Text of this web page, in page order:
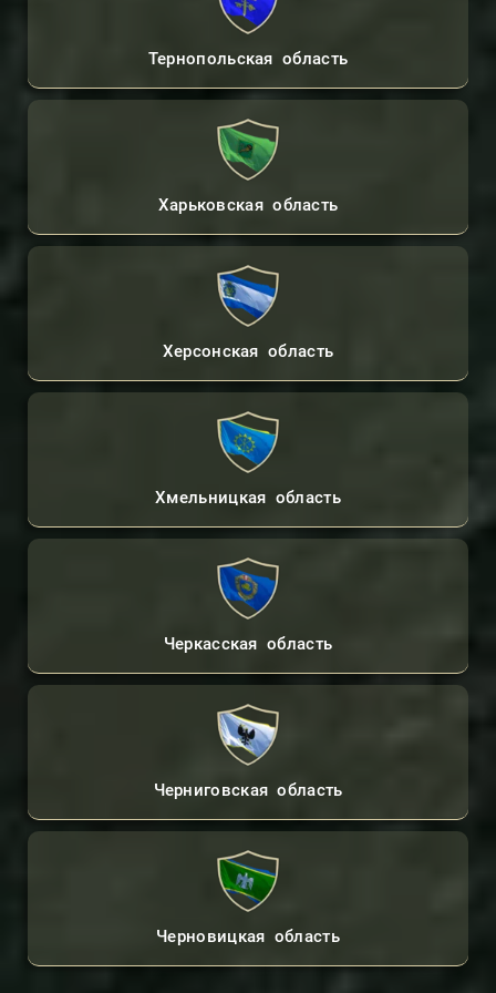
Тернопольская область
Харьковская область
Херсонская область
Хмельницкая область
Черкасская область
Черниговская область
Черновицкая область